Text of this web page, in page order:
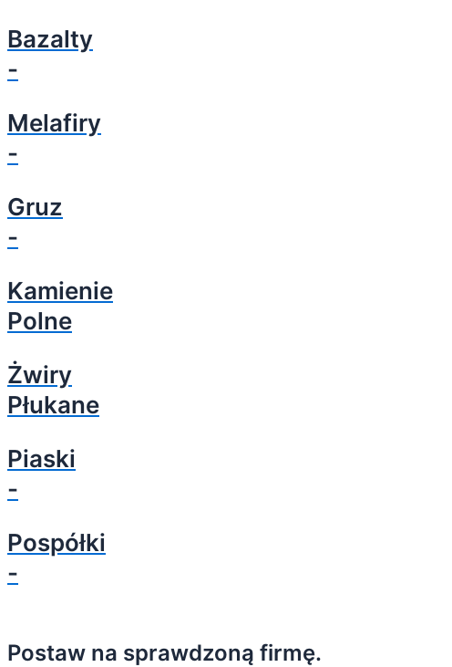
Bazalty
-
Melafiry
-
Gruz
-
Kamienie
Polne
Żwiry
Płukane
Piaski
-
Pospółki
-
Postaw na sprawdzoną firmę.